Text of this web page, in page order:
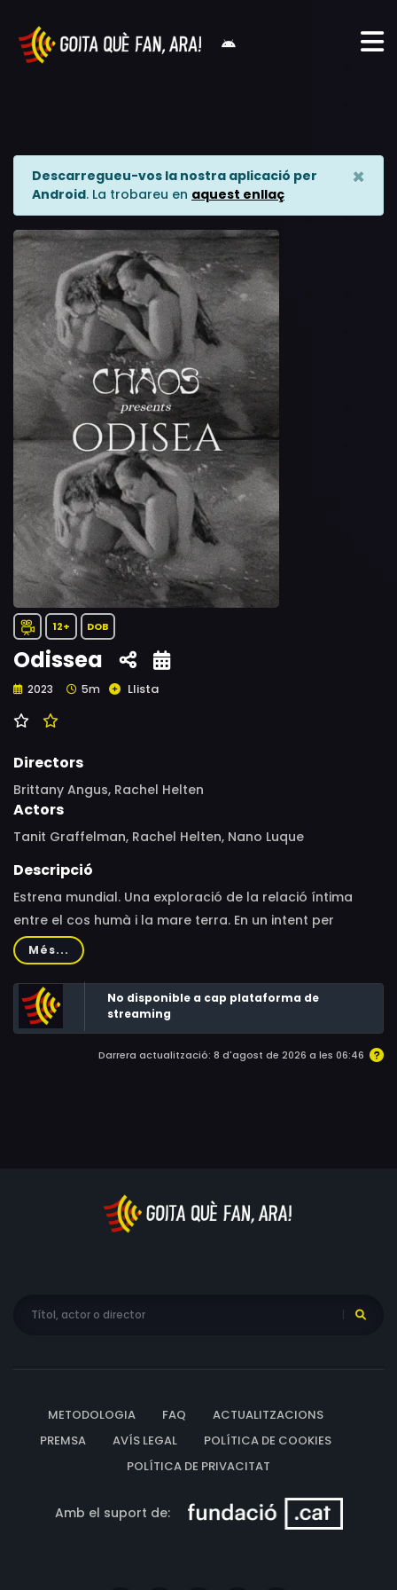
Descarregueu-vos la nostra aplicació per
Android. La trobareu en aquest enllaç
×
12+ DOB
Odissea
2023 5m Llista
Directors
Brittany Angus, Rachel Helten
Actors
Tanit Graffelman, Rachel Helten, Nano Luque
Descripció
Estrena mundial. Una exploració de la relació íntima
entre el cos humà i la mare terra. En un intent per
fusionar-nos, una vegada més, pell amb pell, en la seva
abraçada. A mesura que el seu perdó ho permet, una
experiència transformadora es catalitza; un món vell es
descompon a les nostres mans. Renaixem. Nus i
honestos en el nostre ritual de convertir-nos.
Més...
No disponible a cap plataforma de
streaming
Darrera actualització: 8 d'agost de 2026 a les 06:46
METODOLOGIA FAQ
ACTUALITZACIONS
PREMSA
AVÍS LEGAL
POLÍTICA DE COOKIES
POLÍTICA DE PRIVACITAT
Amb el suport de: